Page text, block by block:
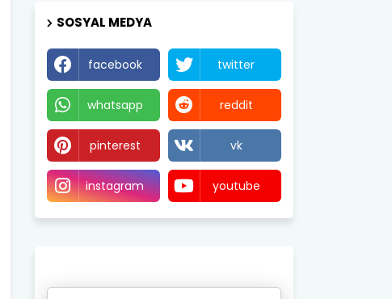
SOSYAL MEDYA
facebook twitter
whatsapp reddit
pinterest vk
instagram youtube